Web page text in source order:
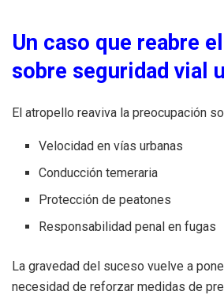
Un caso que reabre
sobre seguridad vial
El atropello reaviva la preocupación
Velocidad en vías urbanas
Conducción temeraria
Protección de peatones
Responsabilidad penal en fugas
La gravedad del suceso vuelve a
necesidad de reforzar medidas de